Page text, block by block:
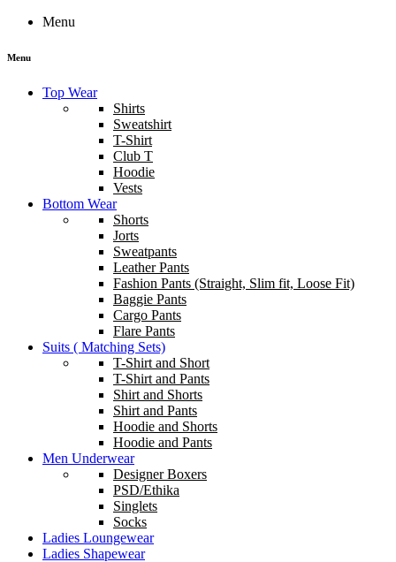
Menu
Menu
Top Wear
Shirts
Sweatshirt
T-Shirt
Club T
Hoodie
Vests
Bottom Wear
Shorts
Jorts
Sweatpants
Leather Pants
Fashion Pants (Straight, Slim fit, Loose Fit)
Baggie Pants
Cargo Pants
Flare Pants
Suits ( Matching Sets)
T-Shirt and Short
T-Shirt and Pants
Shirt and Shorts
Shirt and Pants
Hoodie and Shorts
Hoodie and Pants
Men Underwear
Designer Boxers
PSD/Ethika
Singlets
Socks
Ladies Loungewear
Ladies Shapewear